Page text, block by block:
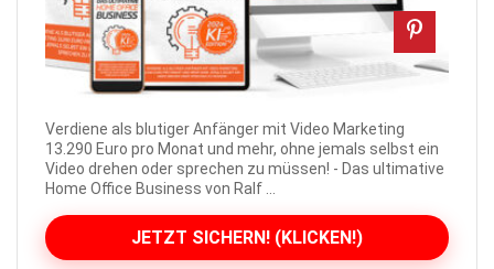
Verdiene als blutiger Anfänger mit Video Marketing
13.290 Euro pro Monat und mehr, ohne jemals selbst ein
Video drehen oder sprechen zu müssen! - Das ultimative
Home Office Business von Ralf ...
JETZT SICHERN! (KLICKEN!)